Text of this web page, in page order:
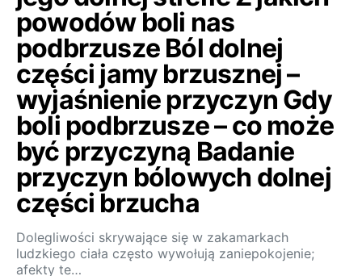
powodów boli nas
podbrzusze Ból dolnej
części jamy brzusznej –
wyjaśnienie przyczyn Gdy
boli podbrzusze – co może
być przyczyną Badanie
przyczyn bólowych dolnej
części brzucha
Dolegliwości skrywające się w zakamarkach
ludzkiego ciała często wywołują zaniepokojenie;
afekty te…